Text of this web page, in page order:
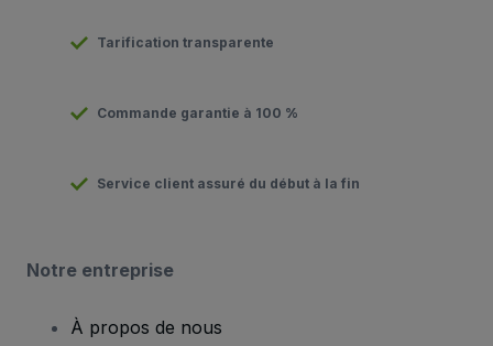
Tarification transparente
Commande garantie à 100 %
Service client assuré du début à la fin
Notre entreprise
À propos de nous